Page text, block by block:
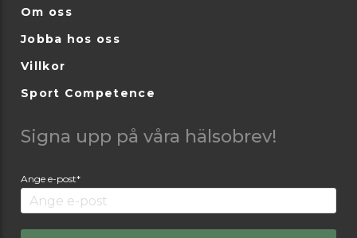
Om oss
Jobba hos oss
Villkor
Sport Competence
Signa upp på våra hälsobrev!
Ange e-post*